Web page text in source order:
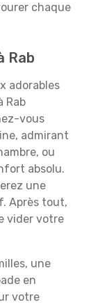
chaque
Rab
adorables
Rab
vous
admirant
ou
absolu.
une
Après tout,
vider votre
une
en
votre